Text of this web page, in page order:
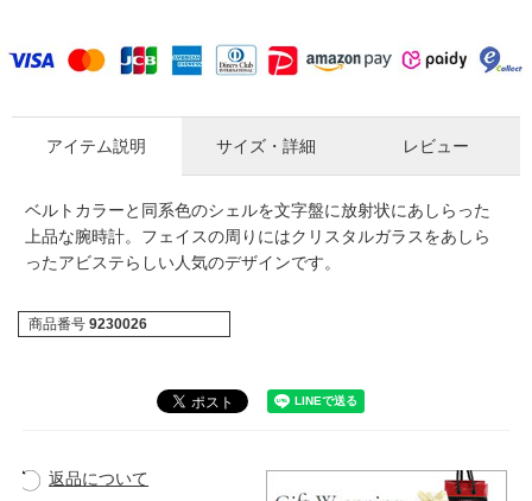
アイテム説明
ベルトカラーと同系色のシェルを文字盤に放射状にあしらった
上品な腕時計。フェイスの周りにはクリスタルガラスをあしら
ったアビステらしい人気のデザインです。
サイズ・詳細 レビュー
商品番号 9230026
返品について